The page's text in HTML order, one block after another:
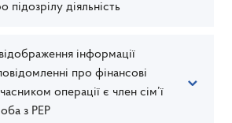
підозрілу діяльність
інформації
про фінансові
операції є член сім’ї
з РЕР